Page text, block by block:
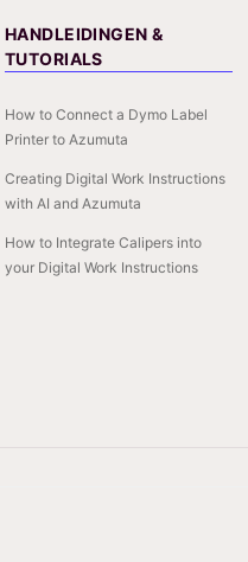
HANDLEIDINGEN &
TUTORIALS
How to Connect a Dymo Label
Printer to Azumuta
Creating Digital Work Instructions
with AI and Azumuta
How to Integrate Calipers into
your Digital Work Instructions